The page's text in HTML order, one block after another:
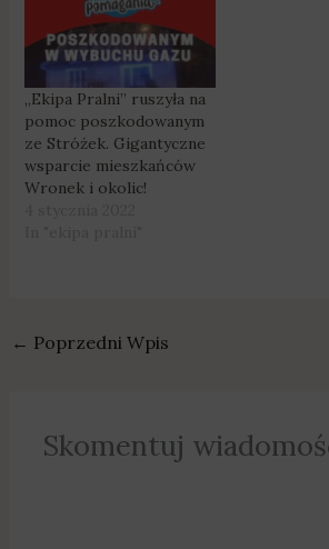
„Ekipa Pralni” ruszyła na
pomoc poszkodowanym
ze Stróżek. Gigantyczne
wsparcie mieszkańców
Wronek i okolic!
← Poprzedni Wpis
Skomentuj